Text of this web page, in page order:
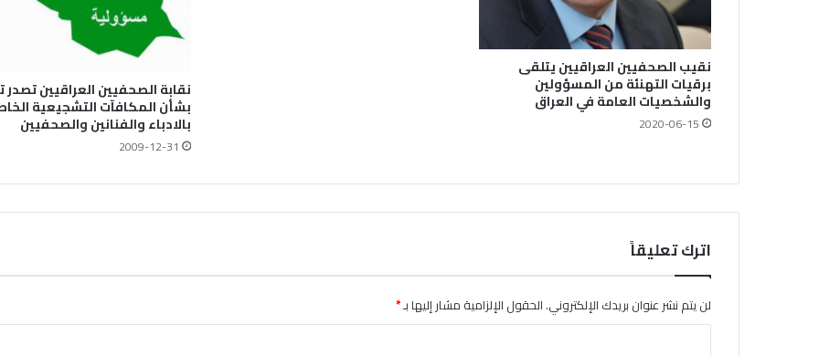
نقيب الصحفيين العراقيين يتلقى
برقيات التهنئة من المسؤولين
والشخصيات العامة في العراق
2020-06-15
نقابة الصحفيين العراقيين تصدر
بشأن المكافآت التشجيعية
بالادباء والفنانين والصحفيين
2009-12-31
اترك تعليقاً
لن يتم نشر عنوان بريدك الإلكتروني.الحقول الإلزامية مشار إليها بـ*